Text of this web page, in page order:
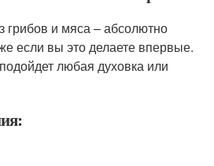
грибов и мяса – абсолютно
если вы это делаете впервые.
любая духовка или